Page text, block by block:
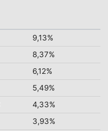
9,13%
8,37%
6,12%
5,49%
4,33%
3,93%